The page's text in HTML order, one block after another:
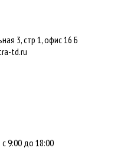
3, стр 1, офис 16 Б
td.ru
9:00 до 18:00